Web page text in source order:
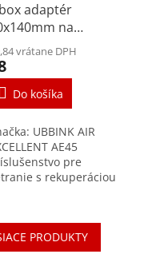
adaptér
na
plastový box
vrátane DPH
Do košíka
UBBINK AIR
AE45
pre
s rekuperáciou
boxov Air
pre pripojenie
PRODUKTY